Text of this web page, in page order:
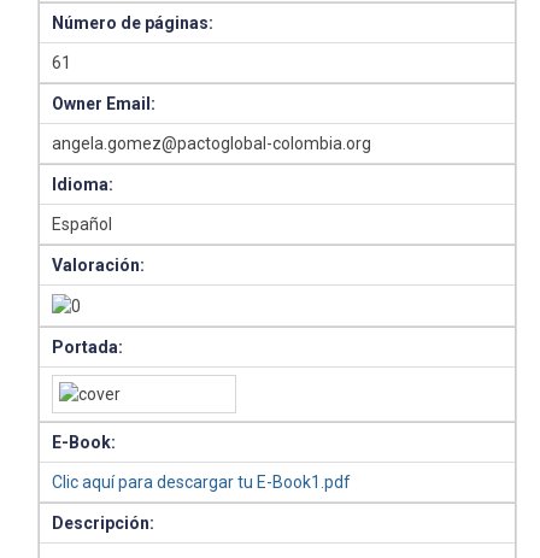
Número de páginas:
61
Owner Email:
angela.gomez@pactoglobal-colombia.org
Idioma:
Español
Valoración:
Portada:
E-Book:
Clic aquí para descargar tu E-Book1.pdf
Descripción: